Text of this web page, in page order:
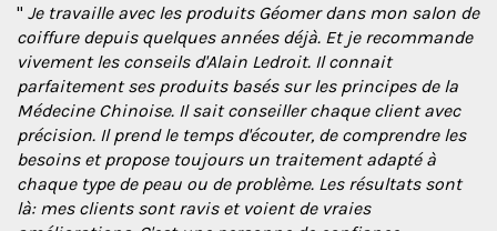
" Je travaille avec les produits Géomer dans mon salon de
coiffure depuis quelques années déjà. Et je recommande
vivement les conseils d'Alain Ledroit. Il connait
parfaitement ses produits basés sur les principes de la
Médecine Chinoise. Il sait conseiller chaque client avec
précision. Il prend le temps d'écouter, de comprendre les
besoins et propose toujours un traitement adapté à
chaque type de peau ou de problème. Les résultats sont
là: mes clients sont ravis et voient de vraies